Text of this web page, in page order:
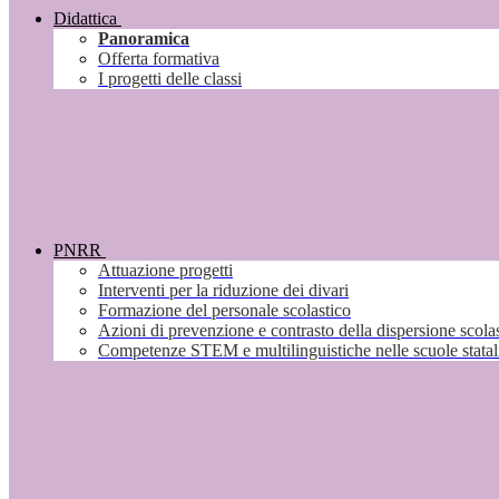
Didattica
Panoramica
Offerta formativa
I progetti delle classi
PNRR
Attuazione progetti
Interventi per la riduzione dei divari
Formazione del personale scolastico
Azioni di prevenzione e contrasto della dispersione
Competenze STEM e multilinguistiche nelle scuole